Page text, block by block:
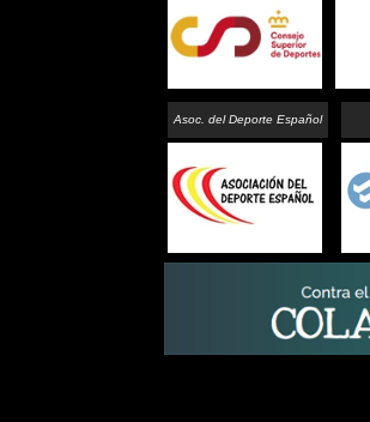
Asoc. del Deporte Español